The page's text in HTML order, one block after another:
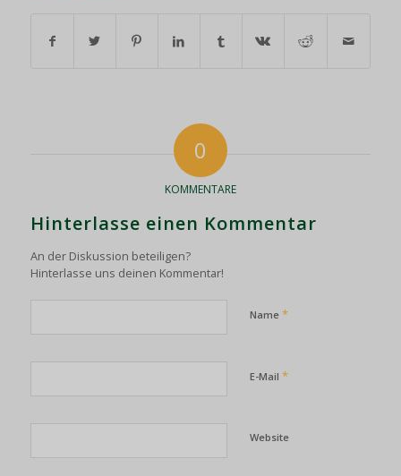
0
KOMMENTARE
Hinterlasse einen Kommentar
An der Diskussion beteiligen?
Hinterlasse uns deinen Kommentar!
Name *
E-Mail *
Website